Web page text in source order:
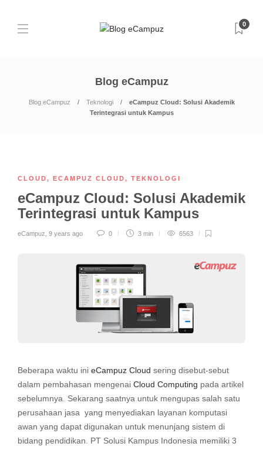
0
Blog eCampuz
Blog eCampuz Teknologi
eCampuz Cloud: Solusi Akademik
Terintegrasi untuk Kampus
CLOUD, ECAMPUZ CLOUD, TEKNOLOGI
eCampuz Cloud: Solusi Akademik
Terintegrasi untuk Kampus
eCampuz 9 years ago 0 3 min 6563
Beberapa waktu ini eCampuz Cloud sering disebut-sebut
dalam pembahasan mengenai Cloud Computing pada artikel
sebelumnya. Sekarang saatnya untuk mengupas salah satu
perusahaan jasa yang menyediakan layanan komputasi
awan yang dapat digunakan untuk menunjang sistem di
bidang pendidikan. PT Solusi Kampus Indonesia memiliki 3